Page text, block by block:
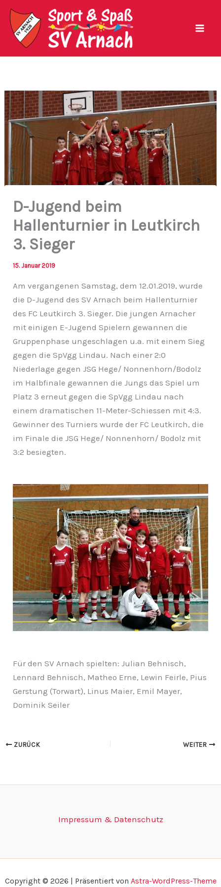
Zum
Inhalt
springen
D-Jugend beim
Hallenturnier in Leutkirch
3. Sieger
15. Januar 2019
Am vergangenen Samstag, dem 12.01.2019, wurde
die D-Jugend des SV Arnach beim Hallenturnier
des FC Leutkirch 3. Sieger. Die jungen Arnacher
mit einigen E-Jugend Spielern gewannen die
Gruppenphase ungeschlagen u.a. mit einem Sieg
gegen die SpVgg Lindau. Nach einer 2:0
Niederlage gegen JSG Hege/ Nonnenhorn/Bodolz
im Halbfinale gewannen die Jungs das Spiel um
Platz 3 erneut gegen die SpVgg Lindau nach
einem dramatischen 11-Meter-Schiessen mit 4:3.
Gewinner des Turniers wurde der FC Leutkirch, die
im Finale die JSG Hege/ Nonnenhorn/ Bodolz mit
3:2 besiegten.
Für den SV Arnach spielten: Julian Behnisch,
Lennard Behnisch, Matheo Erne, Lewin Feirle, Pius
Gerstung (Torwart), Linus Maier, Emil Mayer,
Dominik Seiler
ZURÜCK WEITER
Impressum & Datenschutz
Copyright © 2026 | Präsentiert von Astra-WordPress-Theme